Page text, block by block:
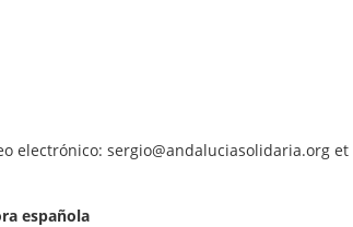
electrónico: sergio@andaluciasolidaria.org et
española